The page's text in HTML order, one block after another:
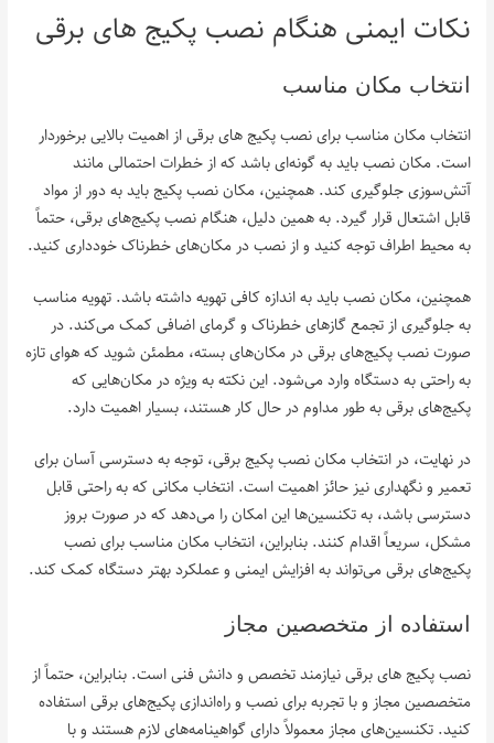
نکات ایمنی هنگام نصب پکیج‌ های برقی
انتخاب مکان مناسب
انتخاب مکان مناسب برای نصب پکیج‌ های برقی از اهمیت بالایی برخوردار
است. مکان نصب باید به گونه‌ای باشد که از خطرات احتمالی مانند
آتش‌سوزی جلوگیری کند. همچنین، مکان نصب پکیج باید به دور از مواد
قابل اشتعال قرار گیرد. به همین دلیل، هنگام نصب پکیج‌های برقی، حتماً
به محیط اطراف توجه کنید و از نصب در مکان‌های خطرناک خودداری کنید.
همچنین، مکان نصب باید به اندازه کافی تهویه داشته باشد. تهویه مناسب
به جلوگیری از تجمع گازهای خطرناک و گرمای اضافی کمک می‌کند. در
صورت نصب پکیج‌های برقی در مکان‌های بسته، مطمئن شوید که هوای تازه
به راحتی به دستگاه وارد می‌شود. این نکته به ویژه در مکان‌هایی که
پکیج‌های برقی به طور مداوم در حال کار هستند، بسیار اهمیت دارد.
در نهایت، در انتخاب مکان نصب پکیج برقی، توجه به دسترسی آسان برای
تعمیر و نگهداری نیز حائز اهمیت است. انتخاب مکانی که به راحتی قابل
دسترسی باشد، به تکنسین‌ها این امکان را می‌دهد که در صورت بروز
مشکل، سریعاً اقدام کنند. بنابراین، انتخاب مکان مناسب برای نصب
پکیج‌های برقی می‌تواند به افزایش ایمنی و عملکرد بهتر دستگاه کمک کند.
استفاده از متخصصین مجاز
نصب پکیج‌ های برقی نیازمند تخصص و دانش فنی است. بنابراین، حتماً از
متخصصین مجاز و با تجربه برای نصب و راه‌اندازی پکیج‌های برقی استفاده
کنید. تکنسین‌های مجاز معمولاً دارای گواهینامه‌های لازم هستند و با